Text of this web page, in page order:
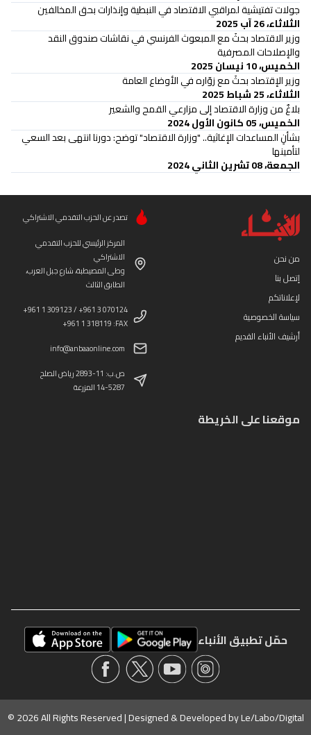
جولات تفتيشية لمراقبي الاقتصاد في النبطية وإنذارات بحق المخالفين
الثلاثاء، 26 آب 2025
وزير الاقتصاد بحثَ مع المبعوث الفرنسي في نقاشات صندوق النقد
والإصلاحات المصرفية
الخميس، 10 نيسان 2025
وزير الإقتصاد بحثَ مع زوّاره في الأوضاع العامة
الثلاثاء، 25 شباط 2025
بلاغٌ من وزارة الاقتصاد إلى مزارعي القمح والشعير
الخميس، 05 كانون الأول 2024
بشأنِ المساعدات الإغاثية.. "وزارة الاقتصاد" توضح: دورنا انتهى بعد السعي
لتأمينها
الجمعة، 08 تشرين الثاني 2024
من نحن
إتصل بنا
لإعلاناتكم
سياسة الخصوصية
أرشيف الأنباء القديم
تصدر عن الحزب التقدمي الاشتراكي
المركز الرئيسي للحزب التقدمي
الاشتراكي
وطى المصيطبة، شارع جبل العرب،
الطابق الثالث
+961 1 309123 / +961 3 070124
+961 1 318119 :FAX
info@anbaaonline.com
ص.ب: 11-2893 رياض الصلح
14-5287 المزرعة
موقعنا على الخريطة
حمّل تطبيق الأنباء
© 2026 All Rights Reserved | Designed & Developed byLe/Labo/Digital